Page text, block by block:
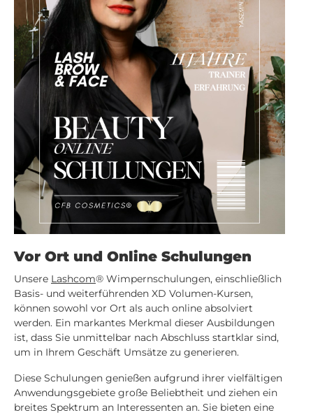
Vor Ort und Online Schulungen
Unsere Lashcom® Wimpernschulungen, einschließlich
Basis- und weiterführenden XD Volumen-Kursen,
können sowohl vor Ort als auch online absolviert
werden. Ein markantes Merkmal dieser Ausbildungen
ist, dass Sie unmittelbar nach Abschluss startklar sind,
um in Ihrem Geschäft Umsätze zu generieren.
Diese Schulungen genießen aufgrund ihrer vielfältigen
Anwendungsgebiete große Beliebtheit und ziehen ein
breites Spektrum an Interessenten an. Sie bieten eine